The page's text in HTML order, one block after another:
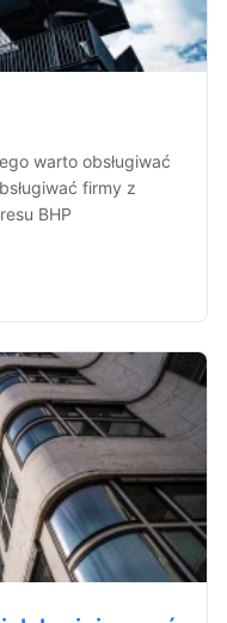
warto obsługiwać
firmy z
BHP